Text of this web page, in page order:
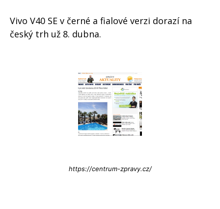
Vivo V40 SE v černé a fialové verzi dorazí na
český trh už 8. dubna.
https://centrum-zpravy.cz/